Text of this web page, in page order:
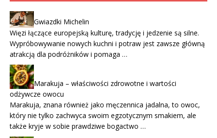
Gwiazdki Michelin
Więzi łączące europejską kulturę, tradycję i jedzenie są silne.
Wypróbowywanie nowych kuchni i potraw jest zawsze główną
atrakcją dla podróżników i pomaga …
Marakuja – właściwości zdrowotne i wartości
odżywcze owocu
Marakuja, znana również jako męczennica jadalna, to owoc,
który nie tylko zachwyca swoim egzotycznym smakiem, ale
także kryje w sobie prawdziwe bogactwo …